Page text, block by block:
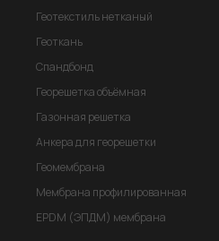
Геотекстиль нетканый
Геоткань
Спандбонд
Георешетка объёмная
Газонная решетка
Анкера для георешетки
Геомембрана
Мембрана профилированная
EPDM (ЭПДМ) мембрана